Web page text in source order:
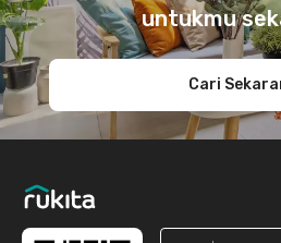
untukmu
Cari